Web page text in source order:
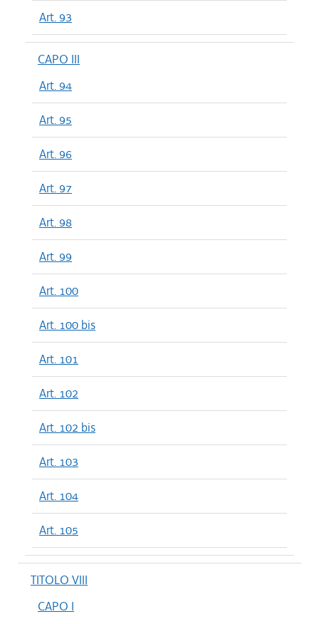
Art. 93
CAPO III
Art. 94
Art. 95
Art. 96
Art. 97
Art. 98
Art. 99
Art. 100
Art. 100 bis
Art. 101
Art. 102
Art. 102 bis
Art. 103
Art. 104
Art. 105
TITOLO VIII
CAPO I